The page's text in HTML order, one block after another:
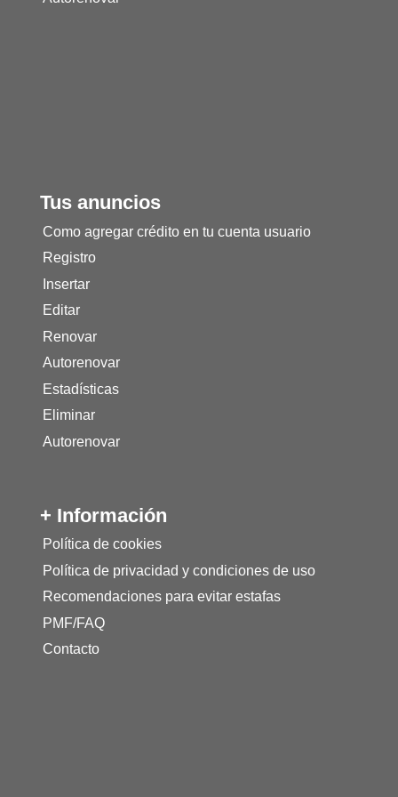
Tus anuncios
Como agregar crédito en tu cuenta usuario
Registro
Insertar
Editar
Renovar
Autorenovar
Estadísticas
Eliminar
Autorenovar
+ Información
Política de cookies
Política de privacidad y condiciones de uso
Recomendaciones para evitar estafas
PMF/FAQ
Contacto